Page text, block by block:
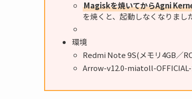
Magiskを焼いてからAgni
を焼くと、起動しなくなりまし
環境
Redmi Note 9S(メモリ4GB／
Arrow-v12.0-miatoll-OFFICIAL-